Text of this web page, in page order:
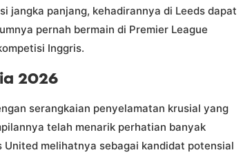
jangka panjang, kehadirannya di Leeds dapat
pernah bermain di Premier League
Inggris.
2026
serangkaian penyelamatan krusial yang
telah menarik perhatian banyak
United melihatnya sebagai kandidat potensial